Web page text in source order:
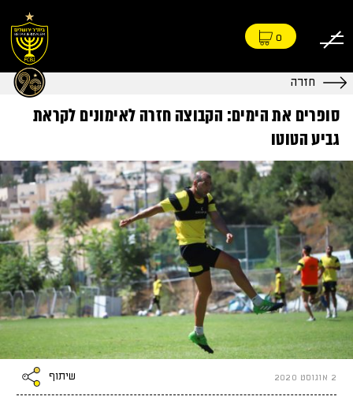
0
חזרה
סופרים את הימים: הקבוצה חזרה לאימונים לקראת
גביע הטוטו
2 אוגוסט 2020 שיתוף